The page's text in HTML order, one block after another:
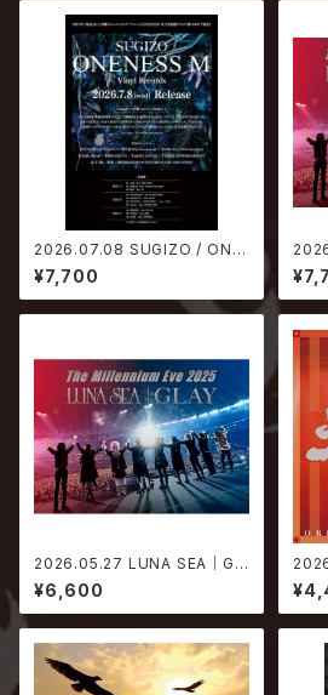
2026.07.08 SUGIZO / ONE
NESS M【生産限定アナログ盤】
¥7,700
AY /
025
Blu-
2026.05.27 LUNA SEA｜GL
AY / The Millennium Eve 2
025 in Tokyo Dome【通常盤
DVD】
¥6,600
ジナ